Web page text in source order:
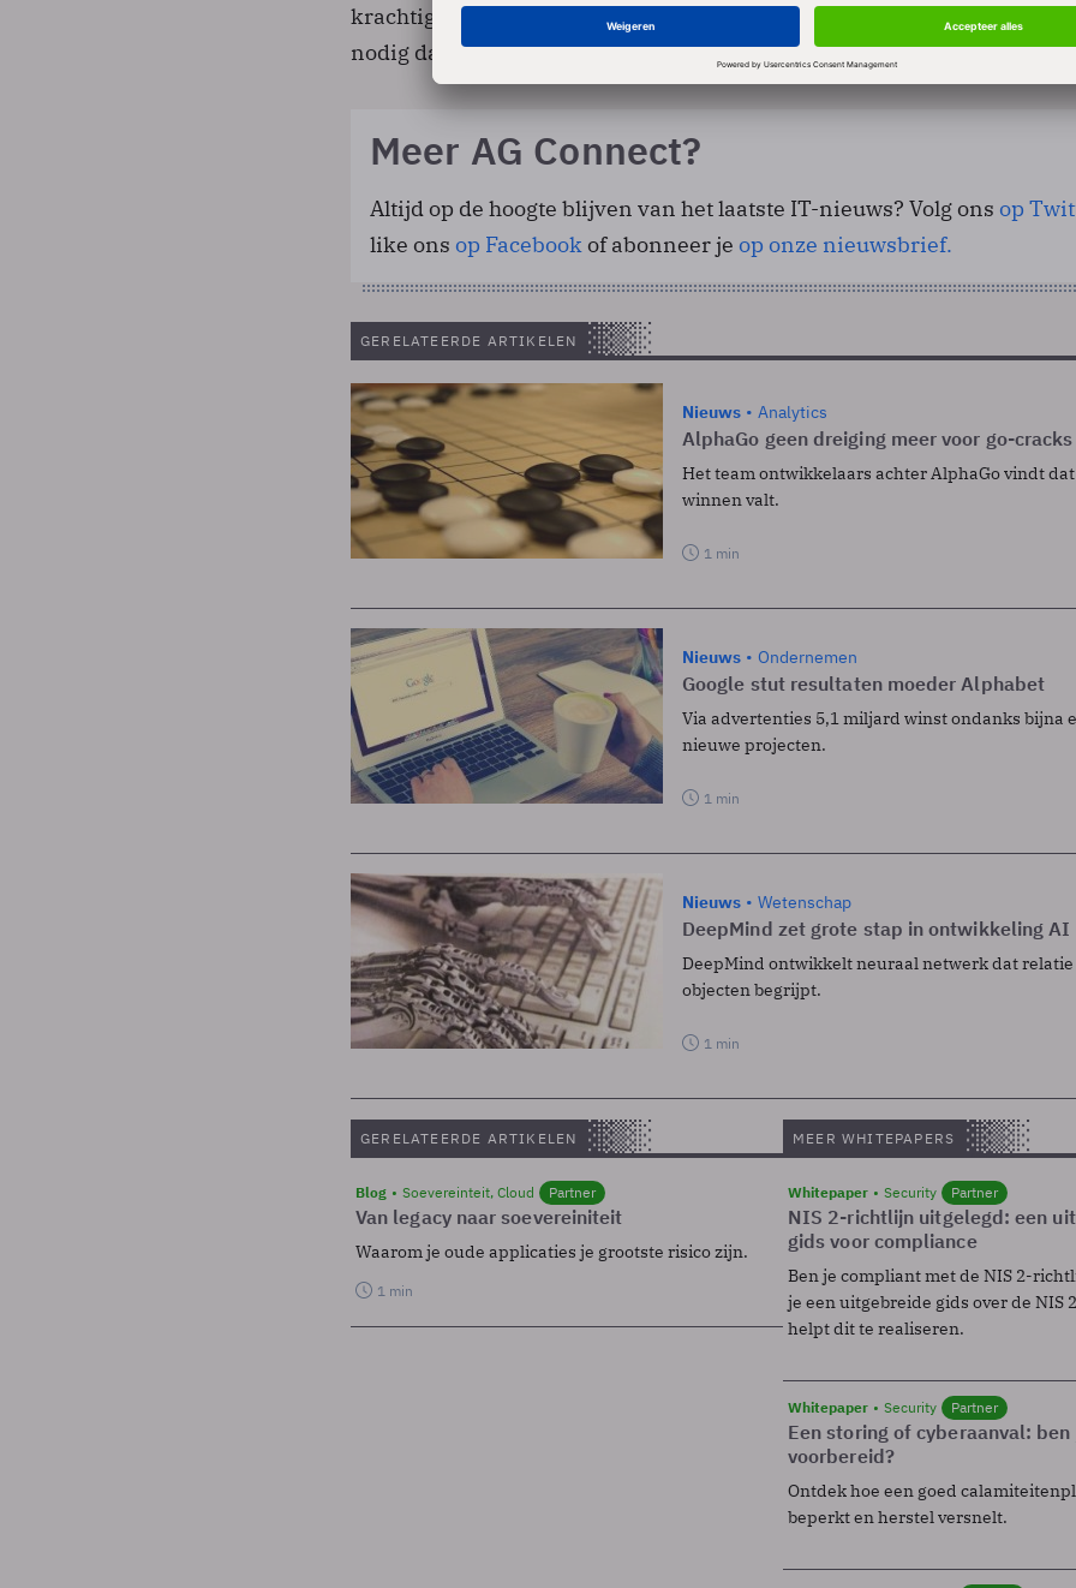
krachtiger is dat voorgaande versies – het heeft veel minder
nodig dan voorgaande versies.
Meer AG Connect?
Altijd op de hoogte blijven van het laatste IT-nieuws? Volg ons op
like ons op Facebook of abonneer je op onze nieuwsbrief.
GERELATEERDE ARTIKELEN
Nieuws Analytics
AlphaGo geen dreiging meer voor go-cracks
Het team ontwikkelaars achter AlphaGo vindt
winnen valt.
1 min
Nieuws Ondernemen
Google stut resultaten moeder Alphabet
Via advertenties 5,1 miljard winst ondanks bijna
nieuwe projecten.
1 min
Nieuws Wetenschap
DeepMind zet grote stap in ontwikkeling AI
DeepMind ontwikkelt neuraal netwerk dat
objecten begrijpt.
1 min
GERELATEERDE ARTIKELEN
Blog Soevereinteit, Cloud Partner
Van legacy naar soevereiniteit
Waarom je oude applicaties je grootste risico zijn.
1 min
MEER WHITEPAPERS
Whitepaper Security Partner
NIS 2-richtlijn uitgelegd: een
gids voor compliance
Ben je compliant met de NIS 2-
je een uitgebreide gids over de NIS
helpt dit te realiseren.
Whitepaper Security Partner
Een storing of cyberaanval: ben
voorbereid?
Ontdek hoe een goed
beperkt en herstel versnelt.